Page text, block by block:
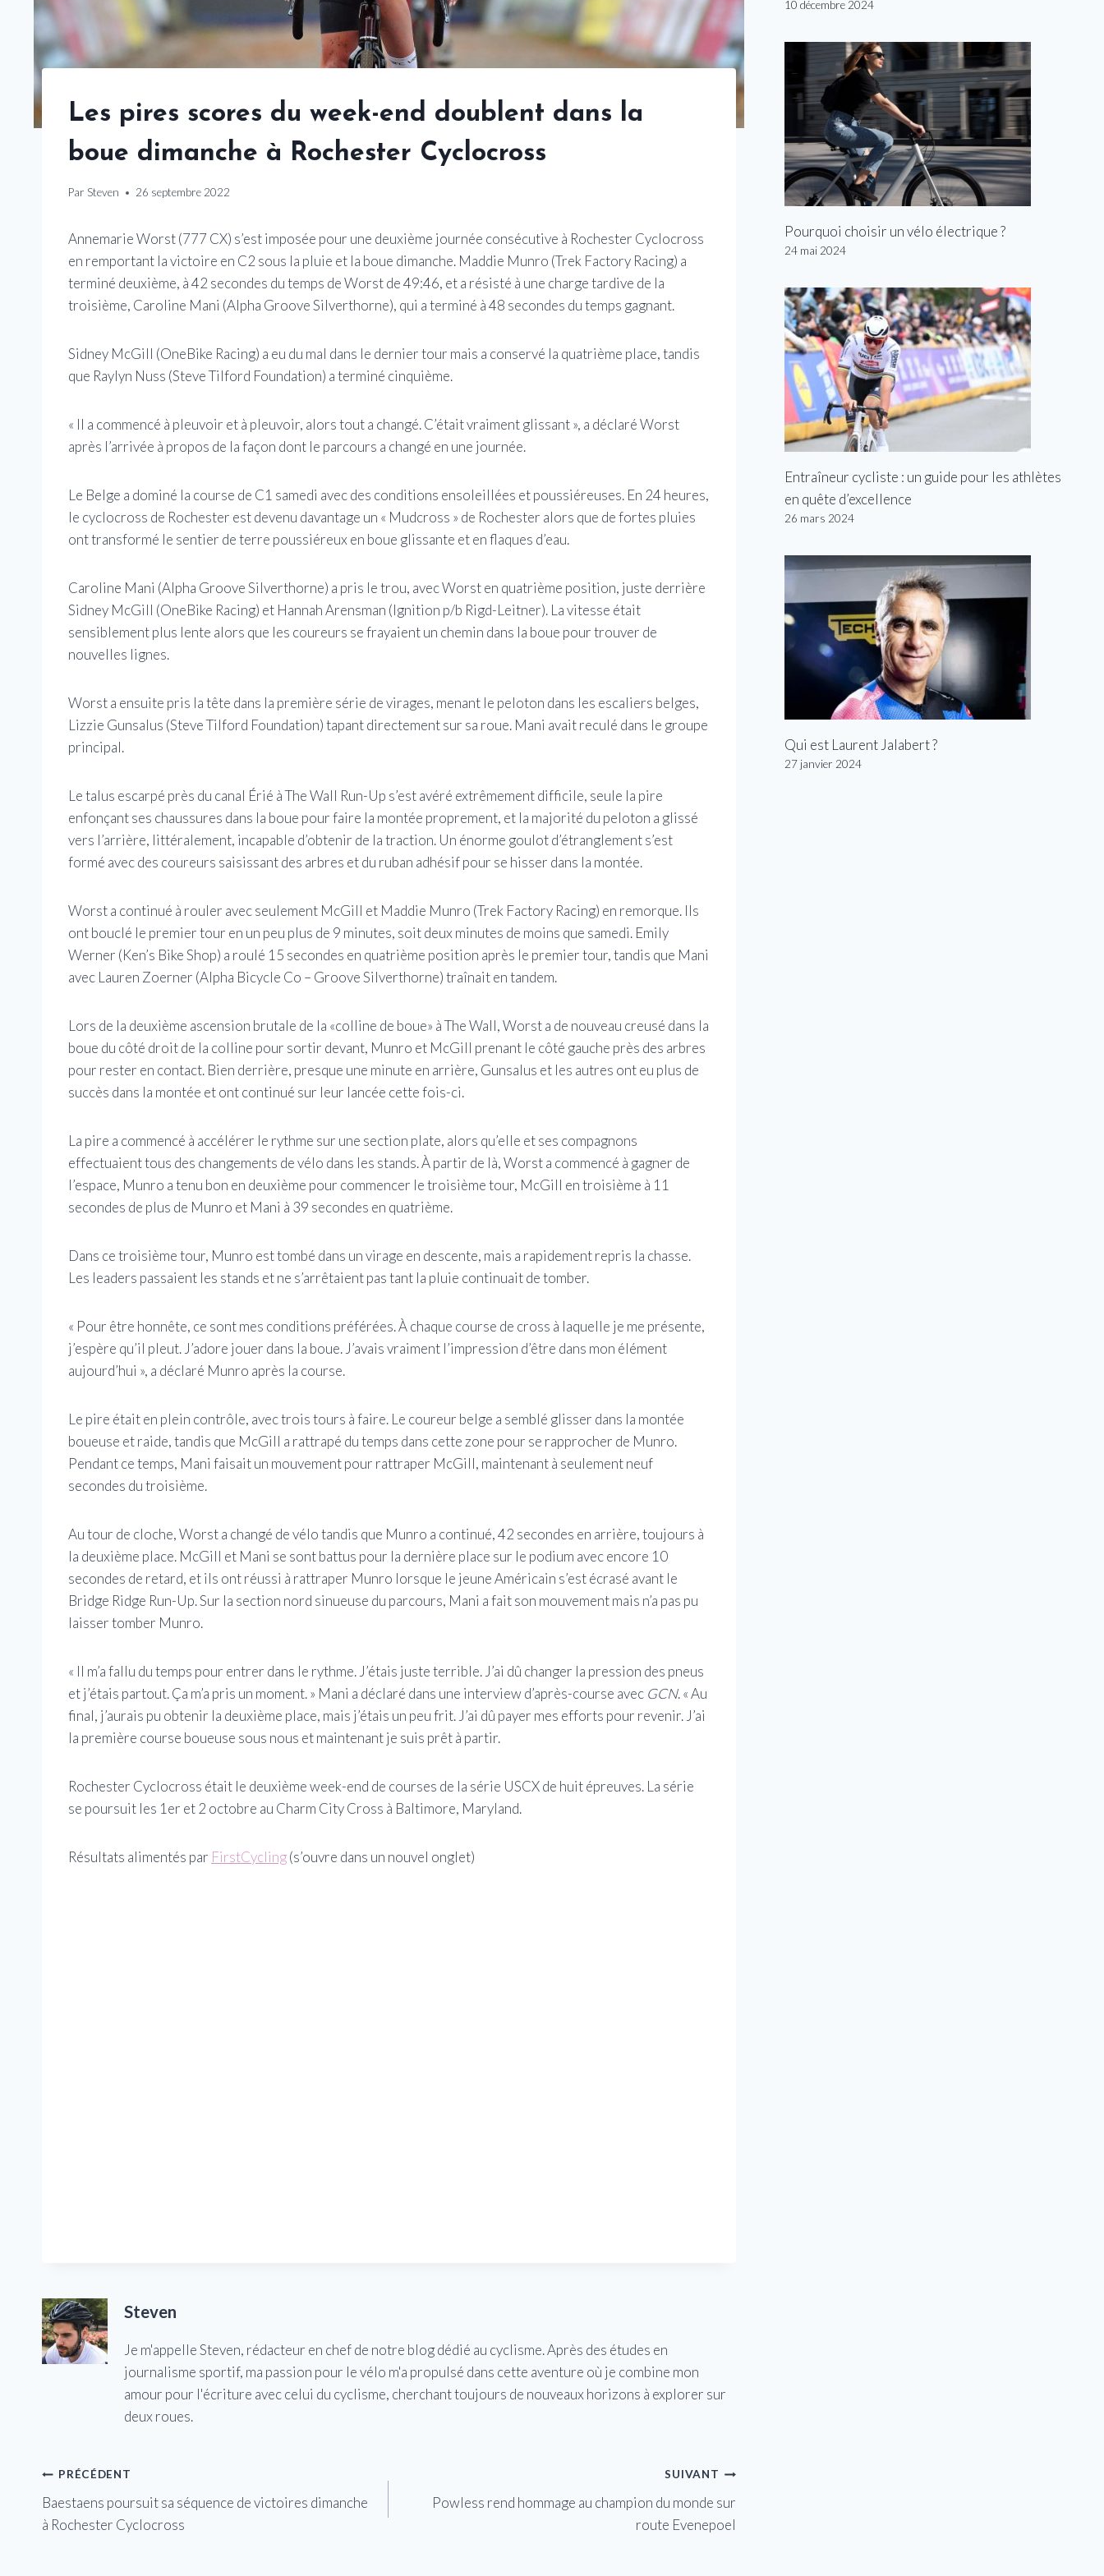
Les pires scores du week-end doublent dans la
boue dimanche à Rochester Cyclocross
Par Steven 26 septembre 2022
Annemarie Worst (777 CX) s’est imposée pour une deuxième journée consécutive à Rochester Cyclocross
en remportant la victoire en C2 sous la pluie et la boue dimanche. Maddie Munro (Trek Factory Racing) a
terminé deuxième, à 42 secondes du temps de Worst de 49:46, et a résisté à une charge tardive de la
troisième, Caroline Mani (Alpha Groove Silverthorne), qui a terminé à 48 secondes du temps gagnant.
Sidney McGill (OneBike Racing) a eu du mal dans le dernier tour mais a conservé la quatrième place, tandis
que Raylyn Nuss (Steve Tilford Foundation) a terminé cinquième.
« Il a commencé à pleuvoir et à pleuvoir, alors tout a changé. C’était vraiment glissant », a déclaré Worst
après l’arrivée à propos de la façon dont le parcours a changé en une journée.
Le Belge a dominé la course de C1 samedi avec des conditions ensoleillées et poussiéreuses. En 24 heures,
le cyclocross de Rochester est devenu davantage un « Mudcross » de Rochester alors que de fortes pluies
ont transformé le sentier de terre poussiéreux en boue glissante et en flaques d’eau.
Caroline Mani (Alpha Groove Silverthorne) a pris le trou, avec Worst en quatrième position, juste derrière
Sidney McGill (OneBike Racing) et Hannah Arensman (Ignition p/b Rigd-Leitner). La vitesse était
sensiblement plus lente alors que les coureurs se frayaient un chemin dans la boue pour trouver de
nouvelles lignes.
Worst a ensuite pris la tête dans la première série de virages, menant le peloton dans les escaliers belges,
Lizzie Gunsalus (Steve Tilford Foundation) tapant directement sur sa roue. Mani avait reculé dans le groupe
principal.
Le talus escarpé près du canal Érié à The Wall Run-Up s’est avéré extrêmement difficile, seule la pire
enfonçant ses chaussures dans la boue pour faire la montée proprement, et la majorité du peloton a glissé
vers l’arrière, littéralement, incapable d’obtenir de la traction. Un énorme goulot d’étranglement s’est
formé avec des coureurs saisissant des arbres et du ruban adhésif pour se hisser dans la montée.
Worst a continué à rouler avec seulement McGill et Maddie Munro (Trek Factory Racing) en remorque. Ils
ont bouclé le premier tour en un peu plus de 9 minutes, soit deux minutes de moins que samedi. Emily
Werner (Ken’s Bike Shop) a roulé 15 secondes en quatrième position après le premier tour, tandis que Mani
avec Lauren Zoerner (Alpha Bicycle Co – Groove Silverthorne) traînait en tandem.
Lors de la deuxième ascension brutale de la «colline de boue» à The Wall, Worst a de nouveau creusé dans la
boue du côté droit de la colline pour sortir devant, Munro et McGill prenant le côté gauche près des arbres
pour rester en contact. Bien derrière, presque une minute en arrière, Gunsalus et les autres ont eu plus de
succès dans la montée et ont continué sur leur lancée cette fois-ci.
La pire a commencé à accélérer le rythme sur une section plate, alors qu’elle et ses compagnons
effectuaient tous des changements de vélo dans les stands. À partir de là, Worst a commencé à gagner de
l’espace, Munro a tenu bon en deuxième pour commencer le troisième tour, McGill en troisième à 11
secondes de plus de Munro et Mani à 39 secondes en quatrième.
Dans ce troisième tour, Munro est tombé dans un virage en descente, mais a rapidement repris la chasse.
Les leaders passaient les stands et ne s’arrêtaient pas tant la pluie continuait de tomber.
« Pour être honnête, ce sont mes conditions préférées. À chaque course de cross à laquelle je me présente,
j’espère qu’il pleut. J’adore jouer dans la boue. J’avais vraiment l’impression d’être dans mon élément
aujourd’hui », a déclaré Munro après la course.
Le pire était en plein contrôle, avec trois tours à faire. Le coureur belge a semblé glisser dans la montée
boueuse et raide, tandis que McGill a rattrapé du temps dans cette zone pour se rapprocher de Munro.
Pendant ce temps, Mani faisait un mouvement pour rattraper McGill, maintenant à seulement neuf
secondes du troisième.
Au tour de cloche, Worst a changé de vélo tandis que Munro a continué, 42 secondes en arrière, toujours à
la deuxième place. McGill et Mani se sont battus pour la dernière place sur le podium avec encore 10
secondes de retard, et ils ont réussi à rattraper Munro lorsque le jeune Américain s’est écrasé avant le
Bridge Ridge Run-Up. Sur la section nord sinueuse du parcours, Mani a fait son mouvement mais n’a pas pu
laisser tomber Munro.
« Il m’a fallu du temps pour entrer dans le rythme. J’étais juste terrible. J’ai dû changer la pression des pneus
et j’étais partout. Ça m’a pris un moment. » Mani a déclaré dans une interview d’après-course avec GCN. « Au
final, j’aurais pu obtenir la deuxième place, mais j’étais un peu frit. J’ai dû payer mes efforts pour revenir. J’ai
la première course boueuse sous nous et maintenant je suis prêt à partir.
Rochester Cyclocross était le deuxième week-end de courses de la série USCX de huit épreuves. La série
se poursuit les 1er et 2 octobre au Charm City Cross à Baltimore, Maryland.
Résultats alimentés par FirstCycling(s’ouvre dans un nouvel onglet)
Steven
Je m'appelle Steven, rédacteur en chef de notre blog dédié au cyclisme. Après des études en
journalisme sportif, ma passion pour le vélo m'a propulsé dans cette aventure où je combine mon
amour pour l'écriture avec celui du cyclisme, cherchant toujours de nouveaux horizons à explorer sur
deux roues.
Navigation
de
PRÉCÉDENT
Baestaens poursuit sa séquence de victoires dimanche
à Rochester Cyclocross
SUIVANT
Powless rend hommage au champion du monde sur
route Evenepoel
10 décembre 2024
Pourquoi choisir un vélo électrique ?
24 mai 2024
Entraîneur cycliste : un guide pour les athlètes
en quête d’excellence
26 mars 2024
Qui est Laurent Jalabert ?
27 janvier 2024